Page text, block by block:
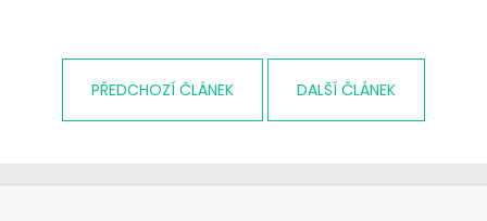
PŘEDCHOZÍ ČLÁNEK DALŠÍ ČLÁNEK
DÍVČÍ
MAXOMORRA
Z